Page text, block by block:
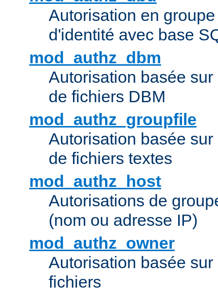
Autorisation en
d'identité avec base
mod_authz_dbm
Autorisation basée
de fichiers DBM
mod_authz_groupfile
Autorisation basée
de fichiers textes
mod_authz_host
Autorisations de
(nom ou adresse IP)
mod_authz_owner
Autorisation basée
fichiers